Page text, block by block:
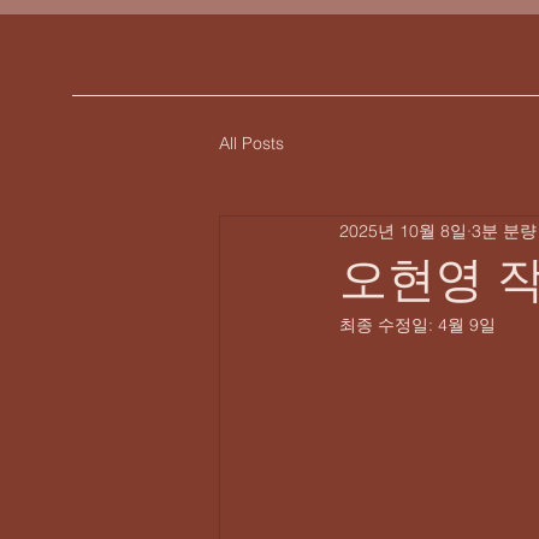
All Posts
오현영
2025년 10월 8일 3분 분량
최종 수정일: 4월 9일